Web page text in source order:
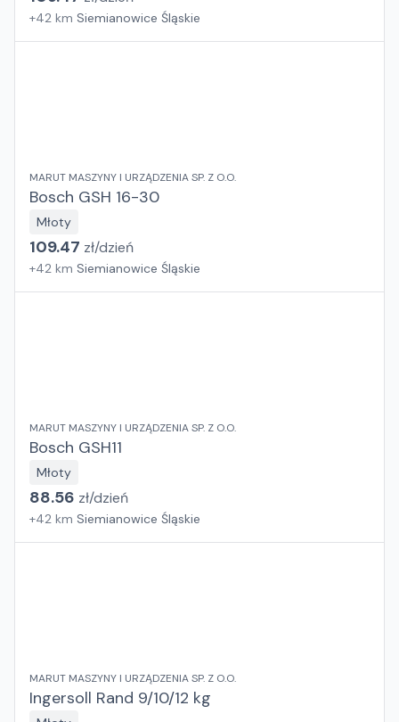
+42 km Siemianowice Śląskie
MARUT MASZYNY I URZĄDZENIA SP. Z O.O.
Bosch GSH 16-30
Młoty
109.47 zł/dzień
+42 km Siemianowice Śląskie
MARUT MASZYNY I URZĄDZENIA SP. Z O.O.
Bosch GSH11
Młoty
88.56 zł/dzień
+42 km Siemianowice Śląskie
MARUT MASZYNY I URZĄDZENIA SP. Z O.O.
Ingersoll Rand 9/10/12 kg